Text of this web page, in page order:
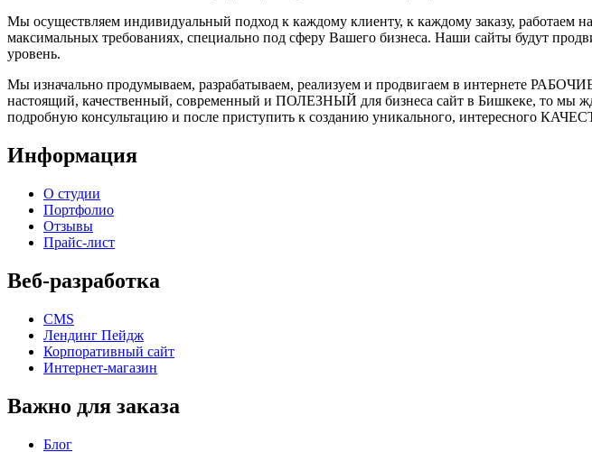
Мы осуществляем индивидуальный подход к каждому клиенту, к каждому заказу,
максимальных требованиях, специально под сферу Вашего бизнеса. Наши сайты будут
уровень.
Мы изначально продумываем, разрабатываем, реализуем и продвигаем в интернете
настоящий, качественный, современный и ПОЛЕЗНЫЙ для бизнеса сайт в Бишкеке, то мы
подробную консультацию и после приступить к созданию уникального, интересного
Информация
О студии
Портфолио
Отзывы
Прайс-лист
Веб-разработка
CMS
Лендинг Пейдж
Корпоративный сайт
Интернет-магазин
Важно для заказа
Блог